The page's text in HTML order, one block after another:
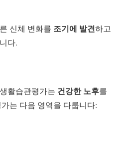
신체 변화를 조기에 발견하고
다.
활습관평가는 건강한 노후를
는 다음 영역을 다룹니다: